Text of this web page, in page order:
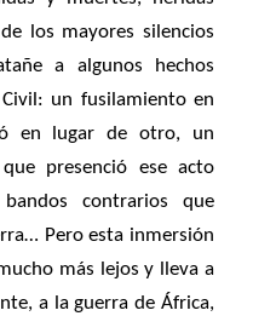
los mayores silencios
a algunos hechos
un fusilamiento en
en lugar de otro, un
presenció ese acto
contrarios que
Pero esta inmersión
más lejos y lleva a
a la guerra de África,